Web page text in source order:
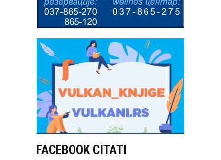
FACEBOOK CITATI